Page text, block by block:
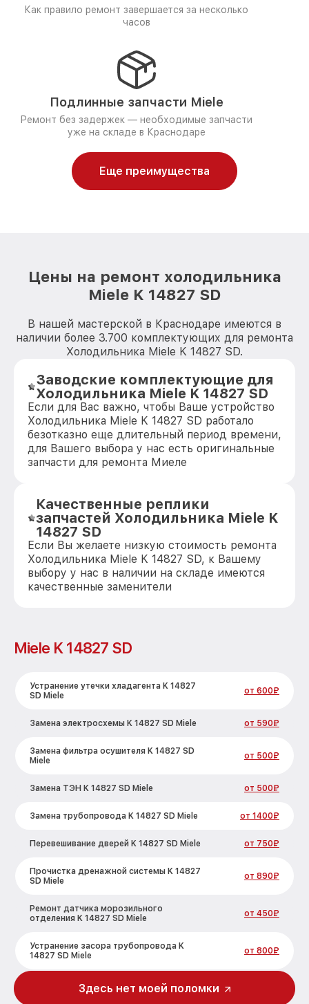
Как правило ремонт завершается за несколько
часов
Подлинные запчасти Miele
Ремонт без задержек — необходимые запчасти
уже на складе в Краснодаре
Еще преимущества
Цены на ремонт холодильника
Miele K 14827 SD
В нашей мастерской в Краснодаре имеются в
наличии более 3.700 комплектующих для ремонта
Холодильника Miele K 14827 SD.
Заводские комплектующие для
Холодильника Miele K 14827 SD
Если для Вас важно, чтобы Ваше устройство
Холодильника Miele K 14827 SD работало
безотказно еще длительный период времени,
для Вашего выбора у нас есть оригинальные
запчасти для ремонта Миеле
Качественные реплики
запчастей Холодильника Miele K
14827 SD
Если Вы желаете низкую стоимость ремонта
Холодильника Miele K 14827 SD, к Вашему
выбору у нас в наличии на складе имеются
качественные заменители
Miele K 14827 SD
Устранение утечки хладагента K 14827
SD Miele
от 600₽
Замена электросхемы K 14827 SD Miele от 590₽
Замена фильтра осушителя K 14827 SD
Miele
от 500₽
Замена ТЭН K 14827 SD Miele от 500₽
Замена трубопровода K 14827 SD Miele от 1400₽
Перевешивание дверей K 14827 SD Miele от 750₽
Прочистка дренажной системы K 14827
SD Miele
от 890₽
Ремонт датчика морозильного
отделения K 14827 SD Miele
от 450₽
Устранение засора трубопровода K
14827 SD Miele
от 800₽
Ремонт испарителя K 14827 SD Miele
Здесь нет моей поломки